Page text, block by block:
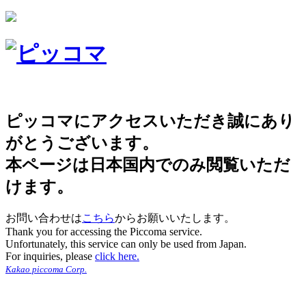
ピッコマにアクセスいただき誠にあり
がとうございます。
本ページは日本国内でのみ閲覧いただ
けます。
お問い合わせはこちらからお願いいたします。
Thank you for accessing the Piccoma service.
Unfortunately, this service can only be used from Japan.
For inquiries, please click here.
Kakao piccoma Corp.